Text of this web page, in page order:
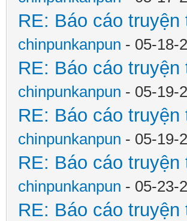
RE: Báo cáo
chinpunkanpun - 05-18-
RE: Báo cáo
chinpunkanpun - 05-19-
RE: Báo cáo
chinpunkanpun - 05-19-
RE: Báo cáo
chinpunkanpun - 05-23-
RE: Báo cáo